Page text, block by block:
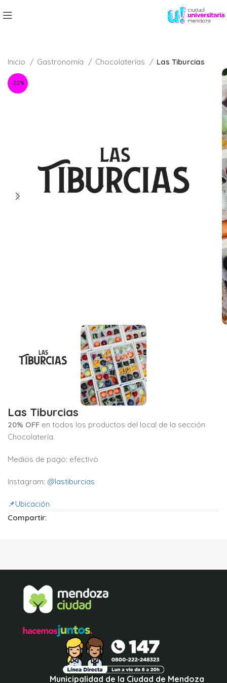
Inicio Gastronomía Chocolaterías Las Tiburcias
-20%
Las Tiburcias
20% OFF en todos los productos del local de la sección
Chocolatería.
Medios de pago: efectivo
Instagram: @lastiburcias
📌Ubicación
Compartir:
Municipalidad de la Ciudad de Mendoza